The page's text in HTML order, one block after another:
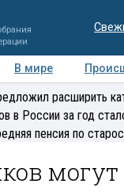
В мире
Медиацентр
расширить
в России за год
пенсия по
могут